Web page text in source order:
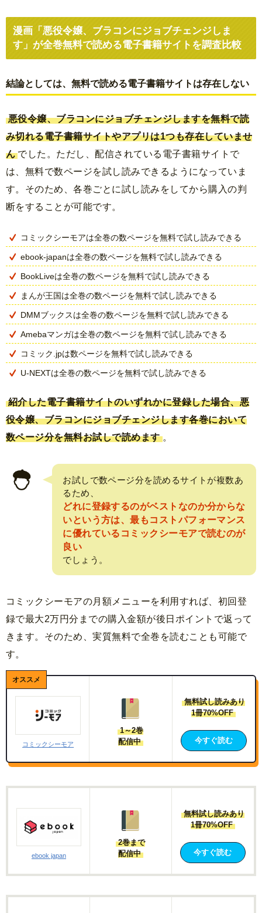
漫画「悪役令嬢、ブラコンにジョブチェンジしま
す」が全巻無料で読める電子書籍サイトを調査比較
結論としては、無料で読める電子書籍サイトは存在しない
悪役令嬢、ブラコンにジョブチェンジしますを無料で読
み切れる電子書籍サイトやアプリは1つも存在していませ
ん でした。ただし、配信されている電子書籍サイトで
は、無料で数ページを試し読みできるようになっていま
す。そのため、各巻ごとに試し読みをしてから購入の判
断をすることが可能です。
コミックシーモアは全巻の数ページを無料で試し読みできる
ebook-japanは全巻の数ページを無料で試し読みできる
BookLiveは全巻の数ページを無料で試し読みできる
まんが王国は全巻の数ページを無料で試し読みできる
DMMブックスは全巻の数ページを無料で試し読みできる
Amebaマンガは全巻の数ページを無料で試し読みできる
コミック.jpは数ページを無料で試し読みできる
U-NEXTは全巻の数ページを無料で試し読みできる
紹介した電子書籍サイトのいずれかに登録した場合、悪
役令嬢、ブラコンにジョブチェンジします各巻において
数ページ分を無料お試しで読めます 。
お試しで数ページ分を読めるサイトが複数あ
るため、
どれに登録するのがベストなのか分からな
いという方は、最もコストパフォーマンス
に優れているコミックシーモアで読むのが
良い
でしょう。
コミックシーモアの月額メニューを利用すれば、初回登
録で最大2万円分までの購入金額が後日ポイントで返って
きます。そのため、実質無料で全巻を読むことも可能で
す。
コミックシーモア
1～2巻
配信中
無料試し読みあり
1冊70%OFF
今すぐ読む
ebook japan
2巻まで
配信中
無料試し読みあり
1冊70%OFF
今すぐ読む